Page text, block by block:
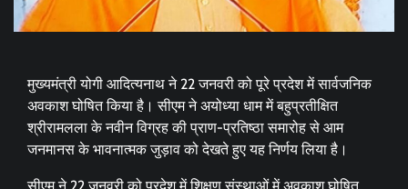
मुख्यमंत्री योगी आदित्यनाथ ने 22 जनवरी को पूरे प्रदेश में सार्वजनिक
अवकाश घोषित किया है। सीएम ने अयोध्या धाम में बहुप्रतीक्षित
श्रीरामलला के नवीन विग्रह की प्राण-प्रतिष्ठा समारोह से आम
जनमानस के भावनात्मक जुड़ाव को देखते हुए यह निर्णय लिया है।